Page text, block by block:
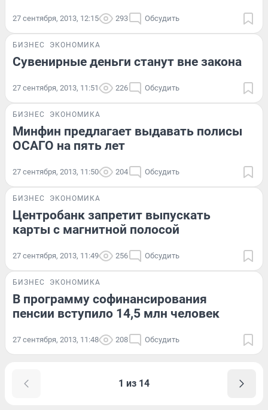
27 сентября, 2013, 12:15 293 Обсудить
БИЗНЕС ЭКОНОМИКА
Сувенирные деньги станут вне закона
27 сентября, 2013, 11:51 226 Обсудить
БИЗНЕС ЭКОНОМИКА
Минфин предлагает выдавать полисы
ОСАГО на пять лет
27 сентября, 2013, 11:50 204 Обсудить
БИЗНЕС ЭКОНОМИКА
Центробанк запретит выпускать
карты с магнитной полосой
27 сентября, 2013, 11:49 256 Обсудить
БИЗНЕС ЭКОНОМИКА
В программу софинансирования
пенсии вступило 14,5 млн человек
27 сентября, 2013, 11:48 208 Обсудить
1 из 14